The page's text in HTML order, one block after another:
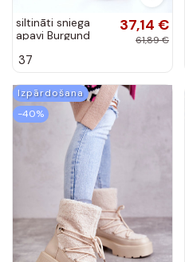
siltināti sniega
apavi Burgund
37,14 €
61,89 €
37
Izpārdošana
-40%